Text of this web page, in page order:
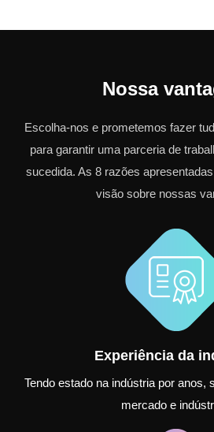
Nossa
Escolha-nos e prometemos fazer
para garantir uma parceria de
sucedida. As 8 razões
visão sobre nossas
Experiência da
Tendo estado na indústria por anos,
mercado e